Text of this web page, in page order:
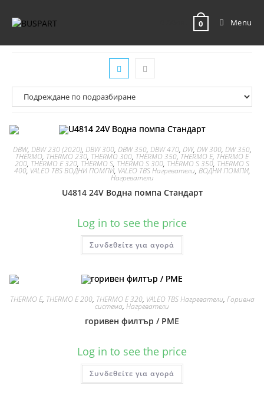
0 Menu
DBW, DBW 230 (2020), DBW 300, DBW 350, DBW 470, DW, DW 300, DW 350,
THERMO, THERMO 230, THERMO 300, THERMO 350,THERMO E, THERMO E
200, THERMO E 320, THERMO S, THERMO S 300, THERMO S 350, THERMO S
400, VALEO TBS ВОДНИ ПОМПИ, VALEO TBS Нагреватели, ВОДНИ ПОМПИ,
Нагреватели
U4814 24V Водна помпа Стандарт
Log in to see the price
Συνδεθείτε για αγορά
THERMO E, THERMO E 200, THERMO E 320, VALEO TBS Нагреватели, Горивна
система, Нагреватели
горивен филтър / PME
Log in to see the price
Συνδεθείτε για αγορά